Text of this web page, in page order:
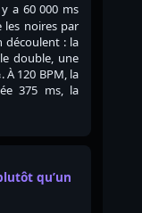
a 60 000 ms
les noires par
découlent : la
double, une
120 BPM, la
375 ms, la
qu’un